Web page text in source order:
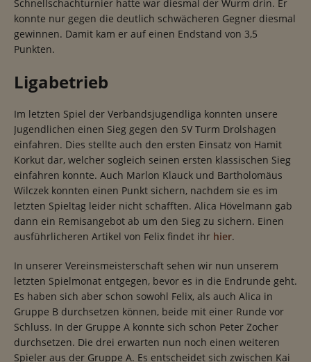
Schnellschachturnier hatte war diesmal der Wurm drin. Er
konnte nur gegen die deutlich schwächeren Gegner diesmal
gewinnen. Damit kam er auf einen Endstand von 3,5
Punkten.
Ligabetrieb
Im letzten Spiel der Verbandsjugendliga konnten unsere
Jugendlichen einen Sieg gegen den SV Turm Drolshagen
einfahren. Dies stellte auch den ersten Einsatz von Hamit
Korkut dar, welcher sogleich seinen ersten klassischen Sieg
einfahren konnte. Auch Marlon Klauck und Bartholomäus
Wilczek konnten einen Punkt sichern, nachdem sie es im
letzten Spieltag leider nicht schafften. Alica Hövelmann gab
dann ein Remisangebot ab um den Sieg zu sichern. Einen
ausführlicheren Artikel von Felix findet ihr hier.
In unserer Vereinsmeisterschaft sehen wir nun unserem
letzten Spielmonat entgegen, bevor es in die Endrunde geht.
Es haben sich aber schon sowohl Felix, als auch Alica in
Gruppe B durchsetzen können, beide mit einer Runde vor
Schluss. In der Gruppe A konnte sich schon Peter Zocher
durchsetzen. Die drei erwarten nun noch einen weiteren
Spieler aus der Gruppe A. Es entscheidet sich zwischen Kai